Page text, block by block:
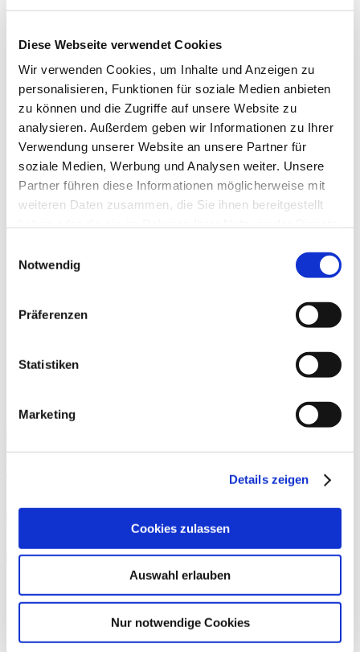
Diese Webseite verwendet Cookies
Wir verwenden Cookies, um Inhalte und Anzeigen zu
personalisieren, Funktionen für soziale Medien anbieten
zu können und die Zugriffe auf unsere Website zu
analysieren. Außerdem geben wir Informationen zu Ihrer
Verwendung unserer Website an unsere Partner für
soziale Medien, Werbung und Analysen weiter. Unsere
Partner führen diese Informationen möglicherweise mit
weiteren Daten zusammen, die Sie ihnen bereitgestellt
Notwendig
Präferenzen
Statistiken
Marketing
Details zeigen
Cookies zulassen
Auswahl erlauben
Nur notwendige Cookies
alle Handwerkerarbeiten. Bei uns erhalten Sie umfassende
Komplettdienstleistungen inklusive wertvoller Expertentipps.
Montag-Freitag:08:00 Uhr – 17:00 Uhr
Samstag:08:00 Uhr – 13:00 Uhr
Sonntag:geschlossen
Unsere Leistungen
MALERARBEITEN
SANIERUNGSARBEITEN
Torsten Figiel+49 173 5828823